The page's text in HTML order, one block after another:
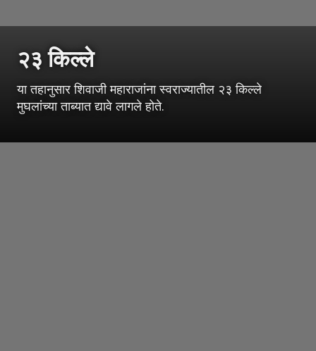
२३ किल्ले
या तहानुसार शिवाजी महाराजांना स्वराज्यातील २३ किल्ले
मुघलांच्या ताब्यात द्यावे लागले होते.